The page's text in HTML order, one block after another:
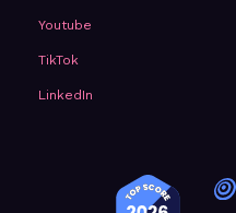
Youtube
TikTok
LinkedIn